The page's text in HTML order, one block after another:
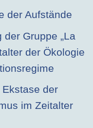
der Aufstände
Gruppe „La
der Ökologie
der
im Zeitalter